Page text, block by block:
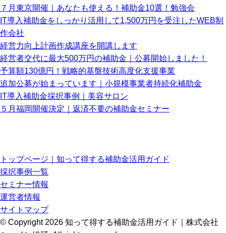
７月東京開催｜あなたも使える！補助金10選！勉強会
IT導入補助金をしっかり活用して1,500万円を受注したWEB制
作会社
経営力向上計画作成講座を開講します
経営者交代に最大500万円の補助金｜公募開始しました！
予算額130億円！戦略的基盤技術高度化支援事業
追加公募が始まっています｜小規模事業者持続化補助金
IT導入補助金採択事例｜美容サロン
５月福岡開催決定｜返済不要の補助金セミナー
トップページ｜知って得する補助金活用ガイド
採択事例一覧
セミナー情報
運営者情報
サイトマップ
© Copyright 2026 知って得する補助金活用ガイド｜株式会社